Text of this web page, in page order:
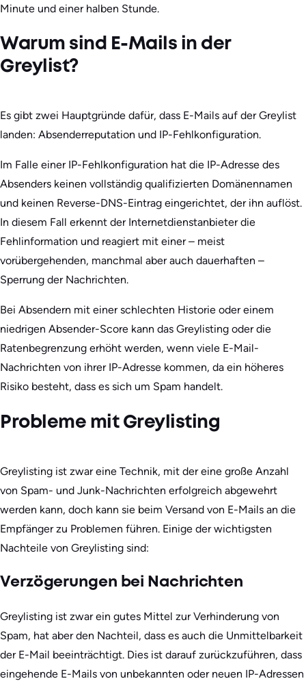
Minute und einer halben Stunde.
Warum sind E-Mails in der
Greylist?
Es gibt zwei Hauptgründe dafür, dass E-Mails auf der Greylist
landen: Absenderreputation und IP-Fehlkonfiguration.
Im Falle einer IP-Fehlkonfiguration hat die IP-Adresse des
Absenders keinen vollständig qualifizierten Domänennamen
und keinen Reverse-DNS-Eintrag eingerichtet, der ihn auflöst.
In diesem Fall erkennt der Internetdienstanbieter die
Fehlinformation und reagiert mit einer – meist
vorübergehenden, manchmal aber auch dauerhaften –
Sperrung der Nachrichten.
Bei Absendern mit einer schlechten Historie oder einem
niedrigen Absender-Score kann das Greylisting oder die
Ratenbegrenzung erhöht werden, wenn viele E-Mail-
Nachrichten von ihrer IP-Adresse kommen, da ein höheres
Risiko besteht, dass es sich um Spam handelt.
Probleme mit Greylisting
Greylisting ist zwar eine Technik, mit der eine große Anzahl
von Spam- und Junk-Nachrichten erfolgreich abgewehrt
werden kann, doch kann sie beim Versand von E-Mails an die
Empfänger zu Problemen führen. Einige der wichtigsten
Nachteile von Greylisting sind:
Verzögerungen bei Nachrichten
Greylisting ist zwar ein gutes Mittel zur Verhinderung von
Spam, hat aber den Nachteil, dass es auch die Unmittelbarkeit
der E-Mail beeinträchtigt. Dies ist darauf zurückzuführen, dass
eingehende E-Mails von unbekannten oder neuen IP-Adressen